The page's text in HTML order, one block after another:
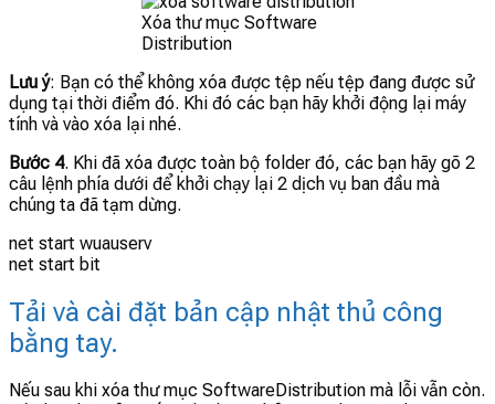
Xóa thư mục Software
Distribution
Lưu ý: Bạn có thể không xóa được tệp nếu tệp đang được sử
dụng tại thời điểm đó. Khi đó các bạn hãy khởi động lại máy
tính và vào xóa lại nhé.
Bước 4. Khi đã xóa được toàn bộ folder đó, các bạn hãy gõ 2
câu lệnh phía dưới để khởi chạy lại 2 dịch vụ ban đầu mà
chúng ta đã tạm dừng.
net start wuauserv
net start bit
Tải và cài đặt bản cập nhật thủ công
bằng tay.
Nếu sau khi xóa thư mục SoftwareDistribution mà lỗi vẫn còn.